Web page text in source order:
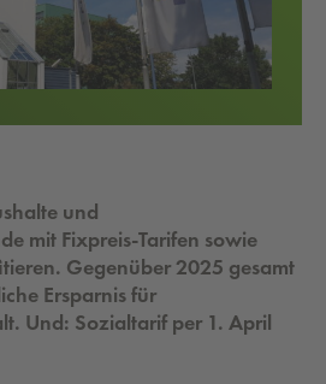
und
mit Fixpreis-Tarifen sowie
Gegenüber 2025 gesamt
Ersparnis für
Und: Sozialtarif per 1. April